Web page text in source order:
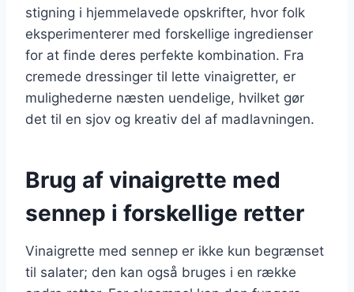
stigning i hjemmelavede opskrifter, hvor folk
eksperimenterer med forskellige ingredienser
for at finde deres perfekte kombination. Fra
cremede dressinger til lette vinaigretter, er
mulighederne næsten uendelige, hvilket gør
det til en sjov og kreativ del af madlavningen.
Brug af vinaigrette med
sennep i forskellige retter
Vinaigrette med sennep er ikke kun begrænset
til salater; den kan også bruges i en række